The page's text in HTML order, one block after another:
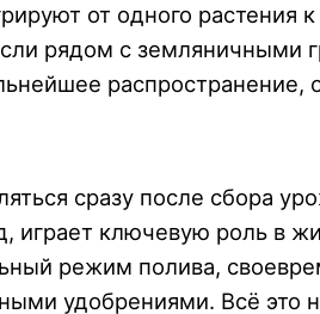
от одного растения
рядом с
сразу после сбора
играет ключевую роль в
режим полива,
удобрениями. Всё это